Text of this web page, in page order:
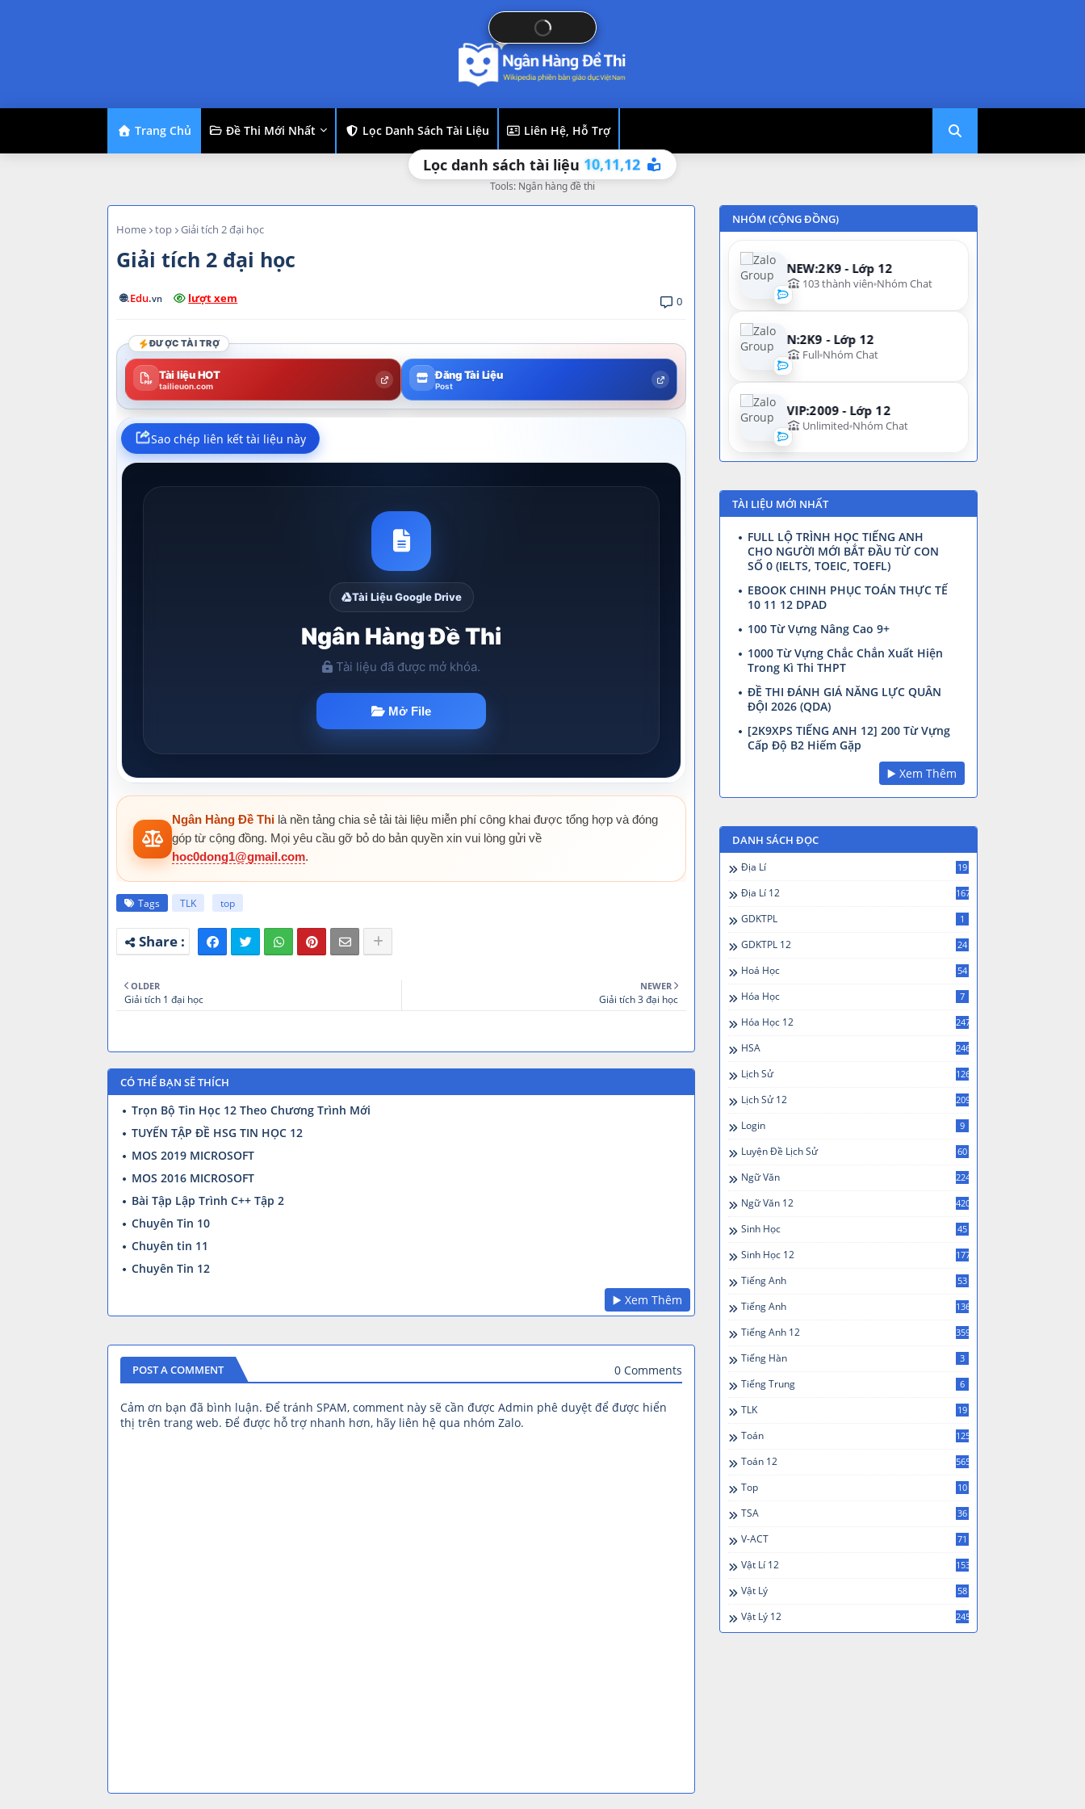
Trang Chủ Đề Thi Mới Nhất Lọc Danh Sách Tài Liệu Liên Hệ, Hỗ Trợ
Lọc danh sách tài liệu 10,11,12
Tools: Ngân hàng đề thi
Home top Giải tích 2 đại học
Giải tích 2 đại học
🌐.Edu.vn lượt xem 0
ĐƯỢC TÀI TRỢ
Tài liệu HOT
tailieuon.com
Đăng Tài Liệu
Post
Ngân Hàng Đề Thi là nền tảng chia sẻ tải tài liệu miễn phí công khai được tổng hợp và đóng
góp từ cộng đồng. Mọi yêu cầu gỡ bỏ do bản quyền xin vui lòng gửi về
hoc0dong1@gmail.com.
Tags TLK top
NEWER
Giải tích 3 đại học
OLDER
Giải tích 1 đại học
CÓ THỂ BẠN SẼ THÍCH
Trọn Bộ Tin Học 12 Theo Chương Trình Mới
TUYỂN TẬP ĐỀ HSG TIN HỌC 12
MOS 2019 MICROSOFT
MOS 2016 MICROSOFT
Bài Tập Lập Trình C++ Tập 2
Chuyên Tin 10
Chuyên tin 11
Chuyên Tin 12
▶️ Xem Thêm
POST A COMMENT 0 Comments
Cảm ơn bạn đã bình luận. Để tránh SPAM, comment này sẽ cần được Admin phê duyệt để được hiển
thị trên trang web. Để được hỗ trợ nhanh hơn, hãy liên hệ qua nhóm Zalo.
NHÓM (CỘNG ĐỒNG)
NEW:2K9 - Lớp 12
103 thành viên Nhóm Chat
N:2K9 - Lớp 12
Full Nhóm Chat
VIP:2009 - Lớp 12
Unlimited Nhóm Chat
TÀI LIỆU MỚI NHẤT
FULL LỘ TRÌNH HỌC TIẾNG ANH
CHO NGƯỜI MỚI BẮT ĐẦU TỪ CON
SỐ 0 (IELTS, TOEIC, TOEFL)
EBOOK CHINH PHỤC TOÁN THỰC TẾ
10 11 12 DPAD
100 Từ Vựng Nâng Cao 9+
1000 Từ Vựng Chắc Chắn Xuất Hiện
Trong Kì Thi THPT
ĐỀ THI ĐÁNH GIÁ NĂNG LỰC QUÂN
ĐỘI 2026 (QDA)
[2K9XPS TIẾNG ANH 12] 200 Từ Vựng
Cấp Độ B2 Hiếm Gặp
▶️ Xem Thêm
DANH SÁCH ĐỌC
Địa Lí 19
Địa Lí 12 167
GDKTPL 1
GDKTPL 12 24
Hoá Học 54
Hóa Học 7
Hóa Học 12 247
HSA 246
Lịch Sử 126
Lịch Sử 12 209
Login 9
Luyện Đề Lịch Sử 60
Ngữ Văn 224
Ngữ Văn 12 420
Sinh Học 45
Sinh Học 12 177
Tiếng Anh 53
Tiếng Anh 136
Tiếng Anh 12 359
Tiếng Hàn 3
Tiếng Trung 6
TLK 19
Toán 125
Toán 12 565
Top 10
TSA 36
V-ACT 71
Vật Lí 12 153
Vật Lý 58
Vật Lý 12 245